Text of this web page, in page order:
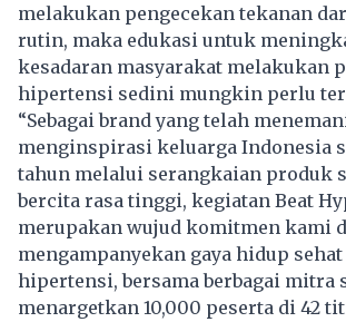
melakukan pengecekan tekanan
rutin, maka edukasi untuk
kesadaran masyarakat melakukan
hipertensi sedini mungkin perlu
“Sebagai brand yang telah
menginspirasi keluarga Indonesia
tahun melalui serangkaian produk
bercita rasa tinggi, kegiatan Beat
merupakan wujud komitmen kami
mengampanyekan gaya hidup
hipertensi, bersama berbagai mitra
menargetkan 10,000 peserta di 42